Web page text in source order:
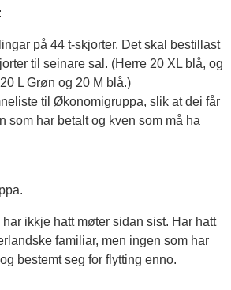
på 44 t-skjorter. Det skal bestillast
til seinare sal. (Herre 20 XL blå, og
L Grøn og 20 M blå.)
til Økonomigruppa, slik at dei får
som har betalt og kven som må ha
ikkje hatt møter sidan sist. Har hatt
familiar, men ingen som har
bestemt seg for flytting enno.